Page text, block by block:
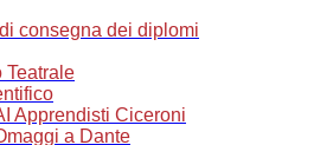
consegna dei diplomi
Teatrale
Apprendisti Ciceroni
a Dante